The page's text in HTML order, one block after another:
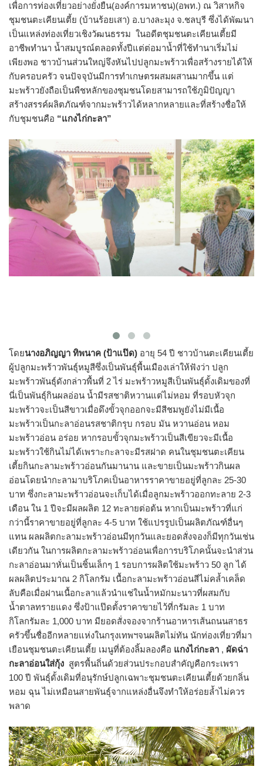
เพื่อการท่องเที่ยวอย่างยั่งยืน(องค์การมหาชน)(อพท.) ณ วิสาหกิจ
ชุมชนตะเคียนเตี้ย (บ้านร้อยเสา) อ.บางละมุง จ.ชลบุรี ซึ่งได้พัฒนา
เป็นแหล่งท่องเที่ยวเชิงวัฒนธรรม ในอดีตชุมชนตะเคียนเตี้ยมี
อาชีพทำนา น้ำสมบูรณ์ตลอดทั้งปีแต่ต่อมาน้ำที่ใช้ทำนาเริ่มไม่
เพียงพอ ชาวบ้านส่วนใหญ่จึงหันไปปลูกมะพร้าวเพื่อสร้างรายได้ให้
กับครอบครัว จนปัจจุบันมีการทำเกษตรผสมผสานมากขึ้น แต่
มะพร้าวยังถือเป็นพืชหลักของชุมชนโดยสามารถใช้ภูมิปัญญา
สร้างสรรค์ผลิตภัณฑ์จากมะพร้าวได้หลากหลายและที่สร้างชื่อให้
กับชุมชนคือ “แกงไก่กะลา”
โดยนางอภิญญา ทิพนาค (ป้าแป๊ด) อายุ 54 ปี ชาวบ้านตะเคียนเตี้ย
ผู้ปลูกมะพร้าวพันธุ์หมูสีซึ่งเป็นพันธุ์พื้นเมืองเล่าให้ฟังว่า ปลูก
มะพร้าวพันธุ์ดังกล่าวพื้นที่ 2 ไร่ มะพร้าวหมูสีเป็นพันธุ์ดั้งเดิมของที่
นี่เป็นพันธุ์กินผลอ่อน น้ำมีรสชาติหวานแต่ไม่หอม ที่รอบหัวจุก
มะพร้าวจะเป็นสีขาวเมื่อดึงขั้วจุกออกจะมีสีชมพูยังไม่มีเนื้อ
มะพร้าวเป็นกะลาอ่อนรสชาติกรุบ กรอบ มัน หวานอ่อน หอม
มะพร้าวอ่อน อร่อย หากรอบขั้วจุกมะพร้าวเป็นสีเขียวจะมีเนื้อ
มะพร้าวใช้กินไม่ได้เพราะกะลาจะมีรสฝาด คนในชุมชนตะเคียน
เตี้ยกินกะลามะพร้าวอ่อนกันมานาน และขายเป็นมะพร้าวกินผล
อ่อนโดยนำกะลามาบริโภคเป็นอาหารราคาขายอยู่ที่ลูกละ 25-30
บาท ซึ่งกะลามะพร้าวอ่อนจะเก็บได้เมื่อลูกมะพร้าวออกทะลาย 2-3
เดือน ใน 1 ปีจะมีผลผลิต 12 ทะลายต่อต้น หากเป็นมะพร้าวที่แก่
กว่านี้ราคาขายอยู่ที่ลูกละ 4-5 บาท ใช้แปรรูปเป็นผลิตภัณฑ์อื่นๆ
แทน ผลผลิตกะลามะพร้าวอ่อนมีทุกวันและยอดสั่งจองก็มีทุกวันเช่น
เดียวกัน ในการผลิตกะลามะพร้าวอ่อนเพื่อการบริโภคนั้นจะนำส่วน
กะลาอ่อนมาหั่นเป็นชิ้นเล็กๆ 1 รอบการผลิตใช้มะพร้าว 50 ลูก ได้
ผลผลิตประมาณ 2 กิโลกรัม เนื้อกะลามะพร้าวอ่อนสีไม่คล้ำเคล็ด
ลับคือเมื่อฝานเนื้อกะลาแล้วนำแช่ในน้ำหมักมะนาวที่ผสมกับ
น้ำตาลทรายแดง ซึ่งป้าแป๊ดตั้งราคาขายไว้ที่กรัมละ 1 บาท
กิโลกรัมละ 1,000 บาท มียอดสั่งจองจากร้านอาหารเส้นถนนสาธร
ครัวขึ้นชื่ออีกหลายแห่งในกรุงเทพฯจนผลิตไม่ทัน นักท่องเที่ยวที่มา
เยือนชุมชนตะเคียนเตี้ย เมนูที่ต้องลิ้มลองคือ แกงไก่กะลา , ผัดฉ่า
กะลาอ่อนใส่กุ้ง สูตรพื้นถิ่นด้วยส่วนประกอบสำคัญคือกระเพรา
100 ปี พันธุ์ดั้งเดิมที่อนุรักษ์ปลูกเฉพาะชุมชนตะเคียนเตี้ยด้วยกลิ่น
หอม ฉุน ไม่เหมือนสายพันธุ์จากแหล่งอื่นจึงทำให้อร่อยล้ำไม่ควร
พลาด